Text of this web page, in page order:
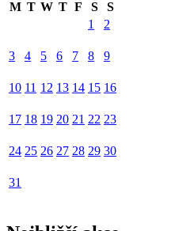
M T W T F S
S
1
2
3 4 5 6 7 8 9
10 11 12 13 14 15 16
17 18 19 20 21 22 23
24 25 26 27 28 29 30
31